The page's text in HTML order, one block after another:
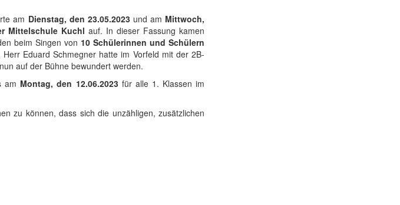
am Dienstag, den 23.05.2023und am Mittwoch,
Mittelschule Kuchl auf. In dieser Fassung kamen
beim Singen von 10 Schülerinnen und Schülern
Eduard Schmegner hatte im Vorfeld mit der 2B-
auf der Bühne bewundert werden.
am Montag, den 12.06.2023für alle 1. Klassen im
zu können, dass sich die unzähligen, zusätzlichen